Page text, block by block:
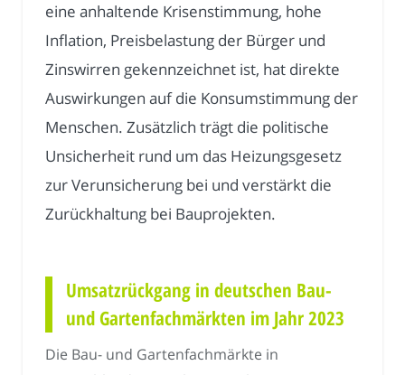
eine anhaltende Krisenstimmung, hohe
Inflation, Preisbelastung der Bürger und
Zinswirren gekennzeichnet ist, hat direkte
Auswirkungen auf die Konsumstimmung der
Menschen. Zusätzlich trägt die politische
Unsicherheit rund um das Heizungsgesetz
zur Verunsicherung bei und verstärkt die
Zurückhaltung bei Bauprojekten.
Umsatzrückgang in deutschen Bau-
und Gartenfachmärkten im Jahr 2023
Die Bau- und Gartenfachmärkte in